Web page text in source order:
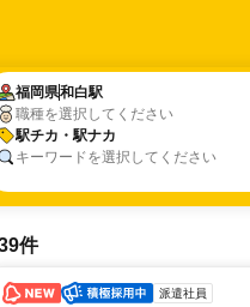
福岡県和白駅
職種を選択してください
駅チカ・駅ナカ
キーワードを選択してください
福岡県和白駅
駅チカ・駅ナカ
件
派遣社員